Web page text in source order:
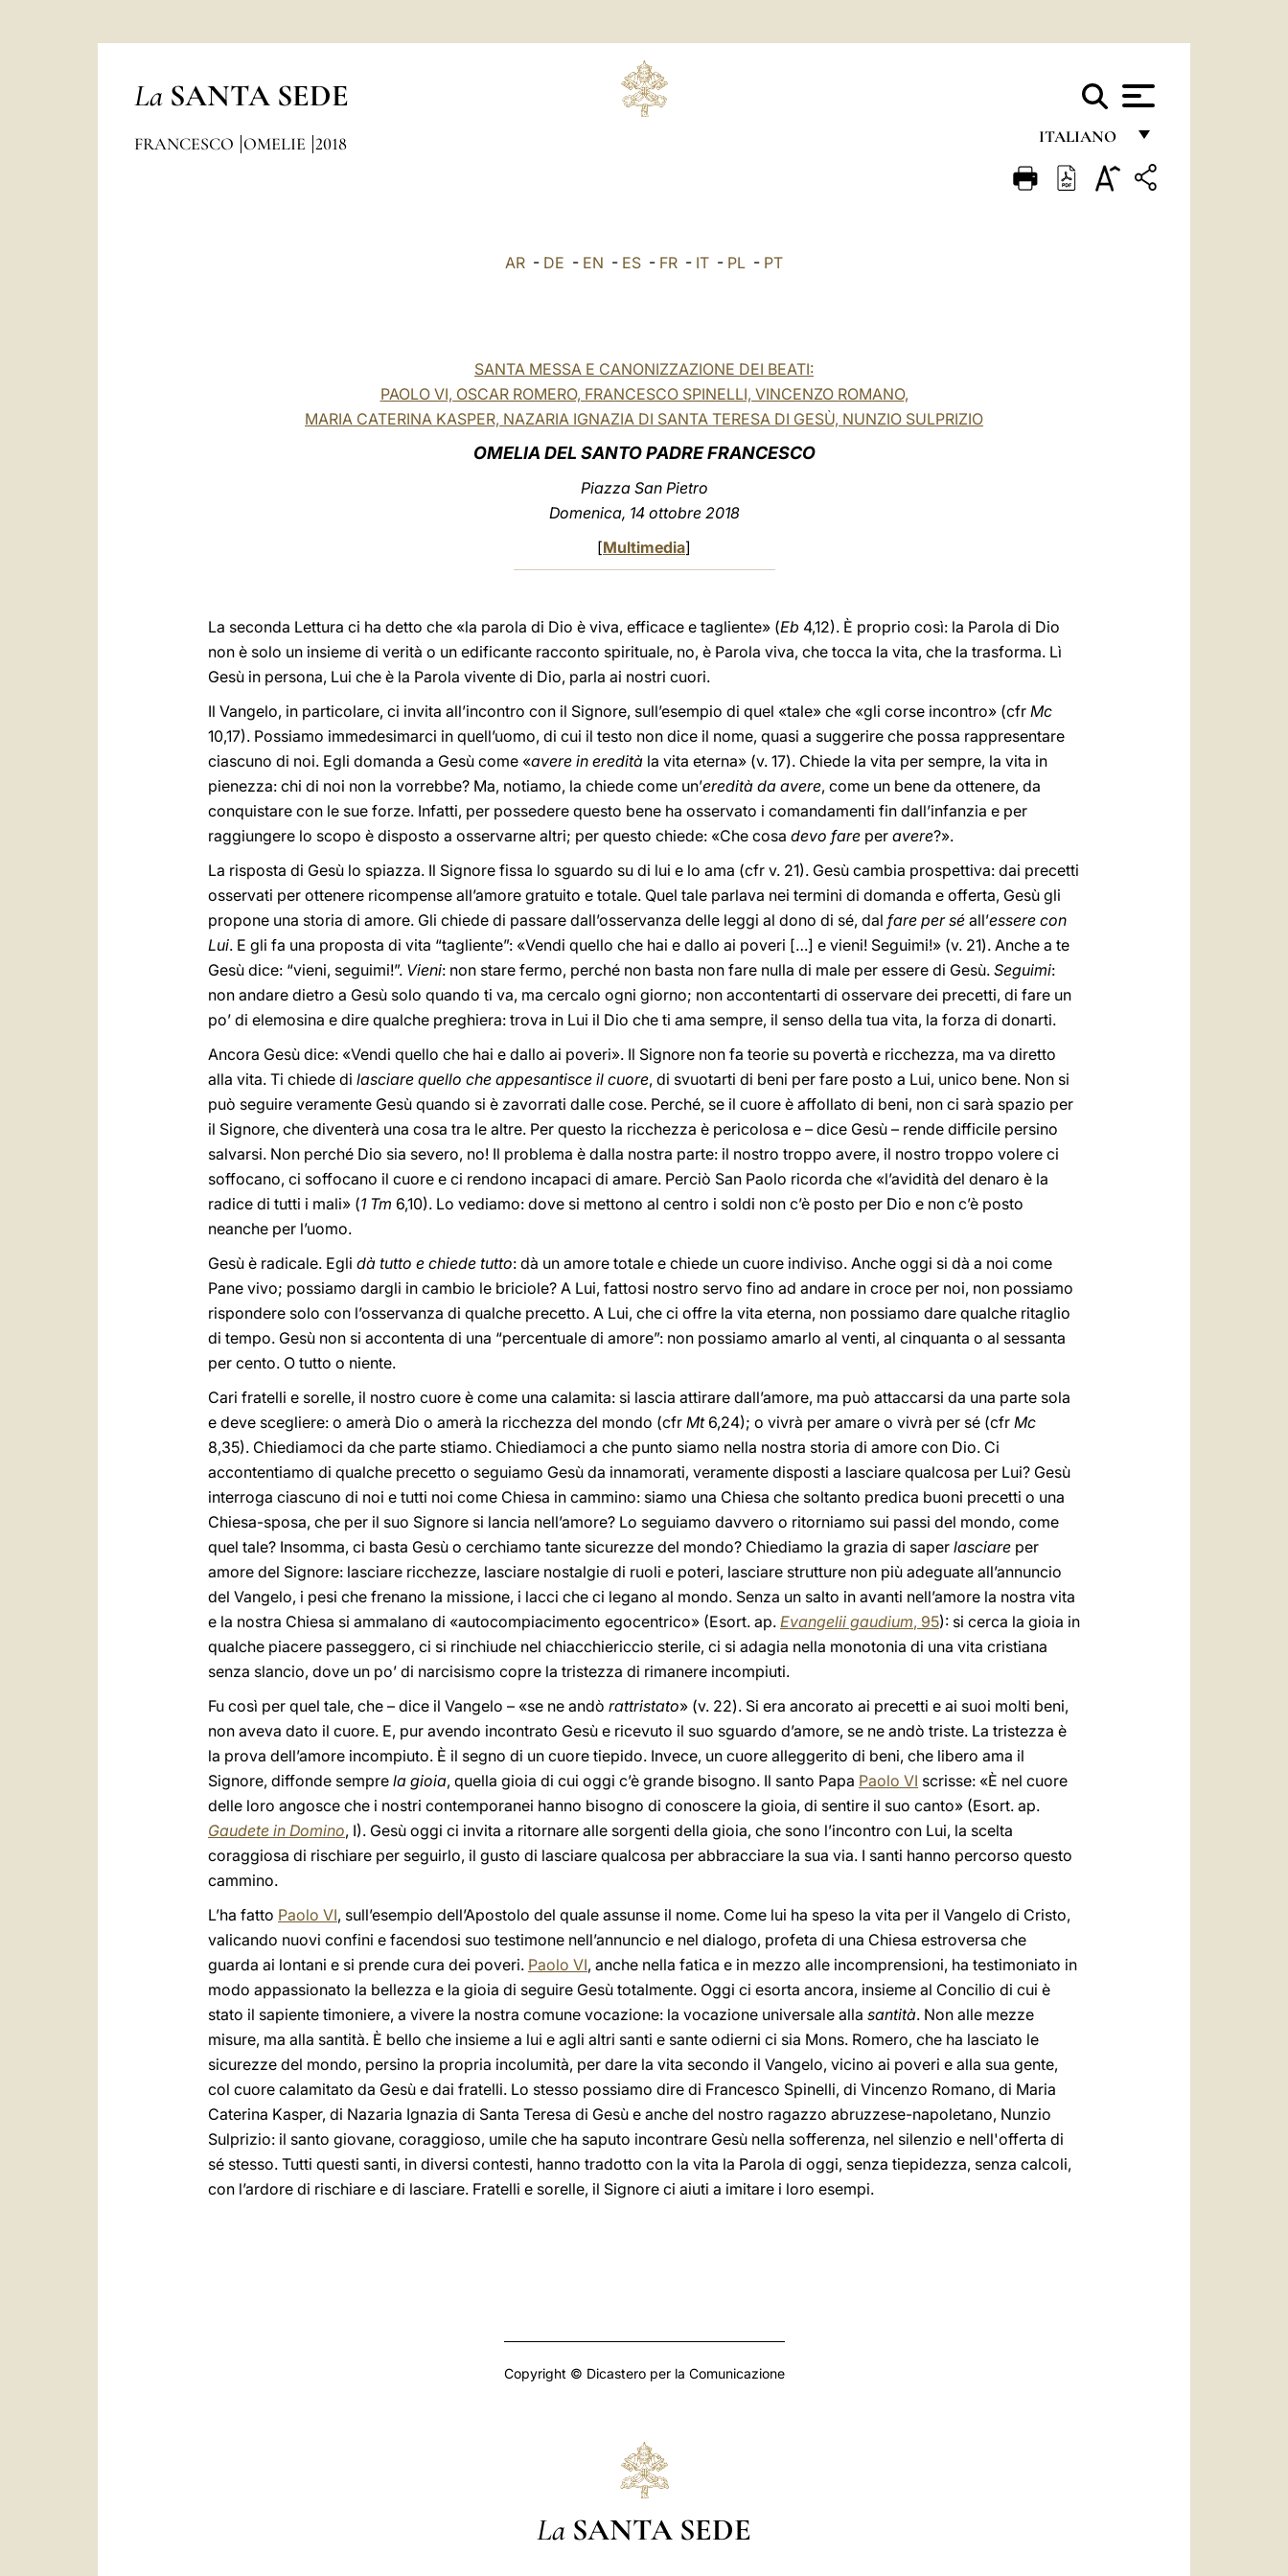
La SANTA SEDE
ITALIANO
FRANÇAIS
FRANCESCO OMELIE 2018
AR - DE - EN - ES - FR - IT - PL - PT
SANTA MESSA E CANONIZZAZIONE DEI BEATI:
PAOLO VI, OSCAR ROMERO, FRANCESCO SPINELLI, VINCENZO ROMANO,
MARIA CATERINA KASPER, NAZARIA IGNAZIA DI SANTA TERESA DI GESÙ, NUNZIO SULPRIZIO
OMELIA DEL SANTO PADRE FRANCESCO
Piazza San Pietro
Domenica, 14 ottobre 2018
[Multimedia]
La seconda Lettura ci ha detto che «la parola di Dio è viva, efficace e tagliente» (Eb 4,12). È proprio così: la Parola di Dio
non è solo un insieme di verità o un edificante racconto spirituale, no, è Parola viva, che tocca la vita, che la trasforma. Lì
Gesù in persona, Lui che è la Parola vivente di Dio, parla ai nostri cuori.
Il Vangelo, in particolare, ci invita all’incontro con il Signore, sull’esempio di quel «tale» che «gli corse incontro» (cfr Mc
10,17). Possiamo immedesimarci in quell’uomo, di cui il testo non dice il nome, quasi a suggerire che possa rappresentare
ciascuno di noi. Egli domanda a Gesù come «avere in eredità la vita eterna» (v. 17). Chiede la vita per sempre, la vita in
pienezza: chi di noi non la vorrebbe? Ma, notiamo, la chiede come un’eredità da avere, come un bene da ottenere, da
conquistare con le sue forze. Infatti, per possedere questo bene ha osservato i comandamenti fin dall’infanzia e per
raggiungere lo scopo è disposto a osservarne altri; per questo chiede: «Che cosa devo fare per avere?».
La risposta di Gesù lo spiazza. Il Signore fissa lo sguardo su di lui e lo ama (cfr v. 21). Gesù cambia prospettiva: dai precetti
osservati per ottenere ricompense all’amore gratuito e totale. Quel tale parlava nei termini di domanda e offerta, Gesù gli
propone una storia di amore. Gli chiede di passare dall’osservanza delle leggi al dono di sé, dal fare per sé all’essere con
Lui. E gli fa una proposta di vita “tagliente”: «Vendi quello che hai e dallo ai poveri […] e vieni! Seguimi!» (v. 21). Anche a te
Gesù dice: “vieni, seguimi!”. Vieni: non stare fermo, perché non basta non fare nulla di male per essere di Gesù. Seguimi:
non andare dietro a Gesù solo quando ti va, ma cercalo ogni giorno; non accontentarti di osservare dei precetti, di fare un
po’ di elemosina e dire qualche preghiera: trova in Lui il Dio che ti ama sempre, il senso della tua vita, la forza di donarti.
Ancora Gesù dice: «Vendi quello che hai e dallo ai poveri». Il Signore non fa teorie su povertà e ricchezza, ma va diretto
alla vita. Ti chiede di lasciare quello che appesantisce il cuore, di svuotarti di beni per fare posto a Lui, unico bene. Non si
può seguire veramente Gesù quando si è zavorrati dalle cose. Perché, se il cuore è affollato di beni, non ci sarà spazio per
il Signore, che diventerà una cosa tra le altre. Per questo la ricchezza è pericolosa e – dice Gesù – rende difficile persino
salvarsi. Non perché Dio sia severo, no! Il problema è dalla nostra parte: il nostro troppo avere, il nostro troppo volere ci
soffocano, ci soffocano il cuore e ci rendono incapaci di amare. Perciò San Paolo ricorda che «l’avidità del denaro è la
radice di tutti i mali» (1 Tm 6,10). Lo vediamo: dove si mettono al centro i soldi non c’è posto per Dio e non c’è posto
neanche per l’uomo.
Gesù è radicale. Egli dà tutto e chiede tutto: dà un amore totale e chiede un cuore indiviso. Anche oggi si dà a noi come
Pane vivo; possiamo dargli in cambio le briciole? A Lui, fattosi nostro servo fino ad andare in croce per noi, non possiamo
rispondere solo con l’osservanza di qualche precetto. A Lui, che ci offre la vita eterna, non possiamo dare qualche ritaglio
di tempo. Gesù non si accontenta di una “percentuale di amore”: non possiamo amarlo al venti, al cinquanta o al sessanta
per cento. O tutto o niente.
Cari fratelli e sorelle, il nostro cuore è come una calamita: si lascia attirare dall’amore, ma può attaccarsi da una parte sola
e deve scegliere: o amerà Dio o amerà la ricchezza del mondo (cfr Mt6,24); o vivrà per amare o vivrà per sé (cfr Mc
8,35). Chiediamoci da che parte stiamo. Chiediamoci a che punto siamo nella nostra storia di amore con Dio. Ci
accontentiamo di qualche precetto o seguiamo Gesù da innamorati, veramente disposti a lasciare qualcosa per Lui? Gesù
interroga ciascuno di noi e tutti noi come Chiesa in cammino: siamo una Chiesa che soltanto predica buoni precetti o una
Chiesa-sposa, che per il suo Signore si lancia nell’amore? Lo seguiamo davvero o ritorniamo sui passi del mondo, come
quel tale? Insomma, ci basta Gesù o cerchiamo tante sicurezze del mondo? Chiediamo la grazia di saper lasciare per
amore del Signore: lasciare ricchezze, lasciare nostalgie di ruoli e poteri, lasciare strutture non più adeguate all’annuncio
del Vangelo, i pesi che frenano la missione, i lacci che ci legano al mondo. Senza un salto in avanti nell’amore la nostra vita
e la nostra Chiesa si ammalano di «autocompiacimento egocentrico» (Esort. ap. Evangelii gaudium, 95): si cerca la gioia in
qualche piacere passeggero, ci si rinchiude nel chiacchiericcio sterile, ci si adagia nella monotonia di una vita cristiana
senza slancio, dove un po’ di narcisismo copre la tristezza di rimanere incompiuti.
Fu così per quel tale, che – dice il Vangelo – «se ne andò rattristato» (v. 22). Si era ancorato ai precetti e ai suoi molti beni,
non aveva dato il cuore. E, pur avendo incontrato Gesù e ricevuto il suo sguardo d’amore, se ne andò triste. La tristezza è
la prova dell’amore incompiuto. È il segno di un cuore tiepido. Invece, un cuore alleggerito di beni, che libero ama il
Signore, diffonde sempre la gioia, quella gioia di cui oggi c’è grande bisogno. Il santo Papa Paolo VI scrisse: «È nel cuore
delle loro angosce che i nostri contemporanei hanno bisogno di conoscere la gioia, di sentire il suo canto» (Esort. ap.
Gaudete in Domino, I). Gesù oggi ci invita a ritornare alle sorgenti della gioia, che sono l’incontro con Lui, la scelta
coraggiosa di rischiare per seguirlo, il gusto di lasciare qualcosa per abbracciare la sua via. I santi hanno percorso questo
cammino.
L’ha fatto Paolo VI, sull’esempio dell’Apostolo del quale assunse il nome. Come lui ha speso la vita per il Vangelo di Cristo,
valicando nuovi confini e facendosi suo testimone nell’annuncio e nel dialogo, profeta di una Chiesa estroversa che
guarda ai lontani e si prende cura dei poveri. Paolo VI, anche nella fatica e in mezzo alle incomprensioni, ha testimoniato in
modo appassionato la bellezza e la gioia di seguire Gesù totalmente. Oggi ci esorta ancora, insieme al Concilio di cui è
stato il sapiente timoniere, a vivere la nostra comune vocazione: la vocazione universale alla santità. Non alle mezze
misure, ma alla santità. È bello che insieme a lui e agli altri santi e sante odierni ci sia Mons. Romero, che ha lasciato le
sicurezze del mondo, persino la propria incolumità, per dare la vita secondo il Vangelo, vicino ai poveri e alla sua gente,
col cuore calamitato da Gesù e dai fratelli. Lo stesso possiamo dire di Francesco Spinelli, di Vincenzo Romano, di Maria
Caterina Kasper, di Nazaria Ignazia di Santa Teresa di Gesù e anche del nostro ragazzo abruzzese-napoletano, Nunzio
Sulprizio: il santo giovane, coraggioso, umile che ha saputo incontrare Gesù nella sofferenza, nel silenzio e nell'offerta di
sé stesso. Tutti questi santi, in diversi contesti, hanno tradotto con la vita la Parola di oggi, senza tiepidezza, senza calcoli,
con l’ardore di rischiare e di lasciare. Fratelli e sorelle, il Signore ci aiuti a imitare i loro esempi.
Copyright © Dicastero per la Comunicazione
La SANTA SEDE